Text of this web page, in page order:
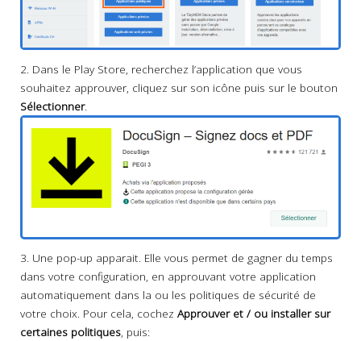
2. Dans le Play Store, recherchez l’application que vous
souhaitez approuver, cliquez sur son icône puis sur le bouton
Sélectionner.
3. Une pop-up apparait. Elle vous permet de gagner du temps
dans votre configuration, en approuvant votre application
automatiquement dans la ou les politiques de sécurité de
votre choix. Pour cela, cochez Approuver et / ou installer sur
certaines politiques , puis: